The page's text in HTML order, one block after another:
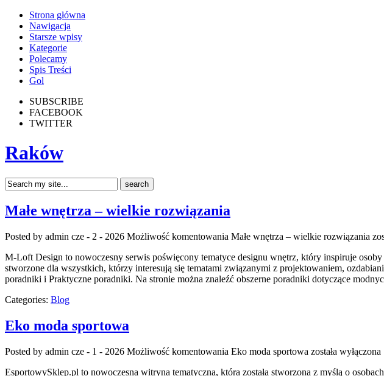
Strona główna
Nawigacja
Starsze wpisy
Kategorie
Polecamy
Spis Treści
Gol
SUBSCRIBE
FACEBOOK
TWITTER
Raków
Małe wnętrza – wielkie rozwiązania
Posted by admin cze - 2 - 2026 Możliwość komentowania Małe wnętrza – wielkie rozwiązania
M-Loft Design to nowoczesny serwis poświęcony tematyce designu wnętrz, który inspiruje
stworzone dla wszystkich, którzy interesują się tematami związanymi z projektowaniem,
poradniki i Praktyczne poradniki. Na stronie można znaleźć obszerne poradniki dotyczące
Categories: Blog
Eko moda sportowa
Posted by admin cze - 1 - 2026 Możliwość komentowania Eko moda sportowa została wyłączona
EsportowySklep.pl to nowoczesna witryna tematyczna, która została stworzona z myślą o